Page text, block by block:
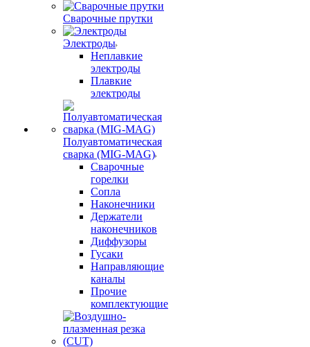
Сварочные прутки
Электроды
Неплавкие
электроды
Плавкие
электроды
Полуавтоматическая
сварка (MIG-MAG)
Сварочные
горелки
Сопла
Наконечники
Держатели
наконечников
Диффузоры
Гусаки
Направляющие
каналы
Прочие
комплектующие